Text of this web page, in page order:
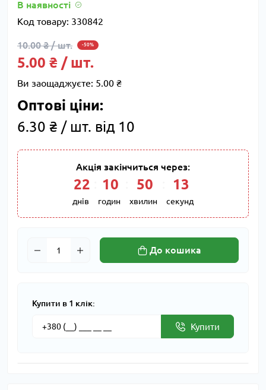
В наявності
Код товару: 330842
10.00 ₴ / шт. -50%
5.00 ₴ / шт.
Ви заощаджуєте: 5.00 ₴
Оптові ціни:
6.30 ₴ / шт. від 10
Акція закінчиться через:
22
днів
10
годин
50
хвилин
12
секунд
До кошика
Купити в 1 клік:
Купити